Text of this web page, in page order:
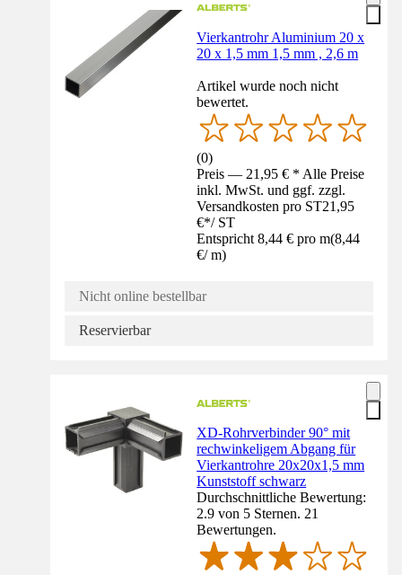
Vierkantrohr Aluminium 20 x
20 x 1,5 mm 1,5 mm , 2,6 m
Artikel wurde noch nicht
bewertet.
(0)
Preis — 21,95 € * Alle Preise
inkl. MwSt. und ggf. zzgl.
Versandkosten pro ST21,95
€*/ ST
Entspricht 8,44 € pro m(8,44
€/ m)
Nicht online bestellbar
Reservierbar
XD-Rohrverbinder 90° mit
rechwinkeligem Abgang für
Vierkantrohre 20x20x1,5 mm
Kunststoff schwarz
Durchschnittliche Bewertung:
2.9 von 5 Sternen. 21
Bewertungen.